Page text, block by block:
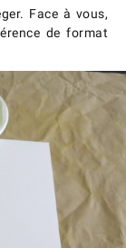
Face à vous,
de format